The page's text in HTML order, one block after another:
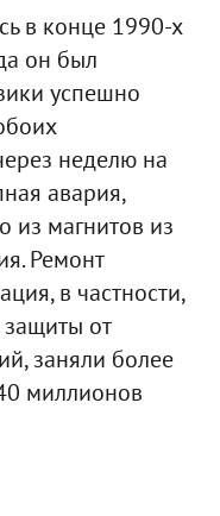
в конце 1990-х
он был
успешно
неделю на
авария,
из магнитов из
Ремонт
в частности,
защиты от
заняли более
миллионов